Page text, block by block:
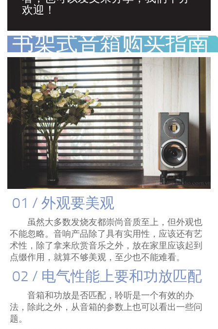
欢迎！
书架式音箱购买指南
01 / 外观要美观
虽然大多数发烧友都崇尚音质至上，但外观也
不能忽略。音响产品除了具有实用性，应该还有艺
术性，除了拿来欣赏音乐之外，放在家里应该起到
点缀作用，就算不够美观，至少也不能难看。
02 / 电气性能上要和功放匹配
音箱和功放是否匹配，聆听是一个有效的办
法，除此之外，从音箱的参数上也可以看出一些问
题。